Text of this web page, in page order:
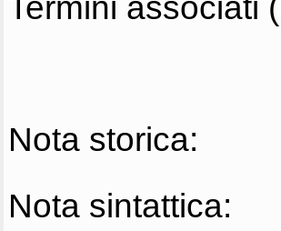
Nota storica:
Nota sintattica: